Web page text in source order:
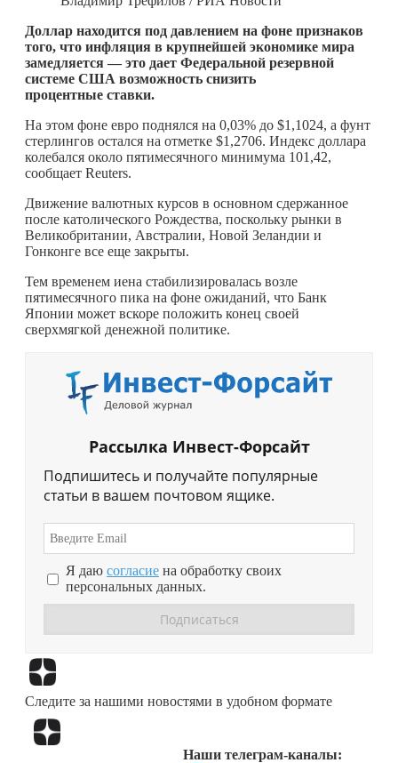
Доллар находится под давлением на фоне признаков
того, что инфляция в крупнейшей экономике мира
замедляется — это дает Федеральной резервной
системе США возможность снизить
процентные ставки.
На этом фоне евро поднялся на 0,03% до $1,1024, а фунт
стерлингов остался на отметке $1,2706. Индекс доллара
колебался около пятимесячного минимума 101,42,
сообщает Reuters.
Движение валютных курсов в основном сдержанное
после католического Рождества, поскольку рынки в
Великобритании, Австралии, Новой Зеландии и
Гонконге все еще закрыты.
Тем временем иена стабилизировалась возле
пятимесячного пика на фоне ожиданий, что Банк
Японии может вскоре положить конец своей
сверхмягкой денежной политике.
Рассылка Инвест-Форсайт
Подпишитесь и получайте популярные
статьи в вашем почтовом ящике.
Я даю согласие на обработку своих
персональных данных.
Следите за нашими новостями в удобном формате
Наши телеграм-каналы: